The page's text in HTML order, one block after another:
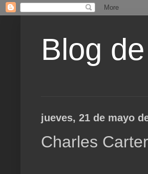
Blog
jueves, 21 de mayo
Charles